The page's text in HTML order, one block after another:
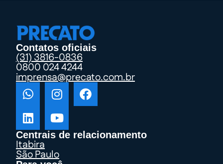
Contatos oficiais
(31) 3816-0836
0800 024 4244
imprensa@precato.com.br
Centrais de relacionamento
Itabira
São Paulo